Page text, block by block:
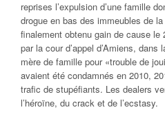
reprises l’expulsion d’une famille
drogue en bas des immeubles de
finalement obtenu gain de cause le
par la cour d’appel d’Amiens,
mère de famille pour «trouble de
avaient été condamnés en 2010,
trafic de stupéfiants. Les dealers
l’héroïne, du crack et de l’ecstasy.